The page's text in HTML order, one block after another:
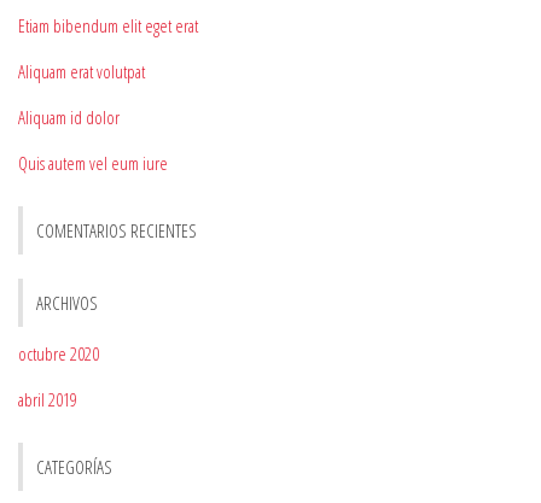
Etiam bibendum elit eget erat
Aliquam erat volutpat
Aliquam id dolor
Quis autem vel eum iure
COMENTARIOS RECIENTES
ARCHIVOS
octubre 2020
abril 2019
CATEGORÍAS